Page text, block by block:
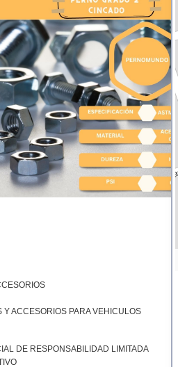
Y ACCESORIOS PARA VEHICULOS
DE RESPONSABILIDAD LIMITADA